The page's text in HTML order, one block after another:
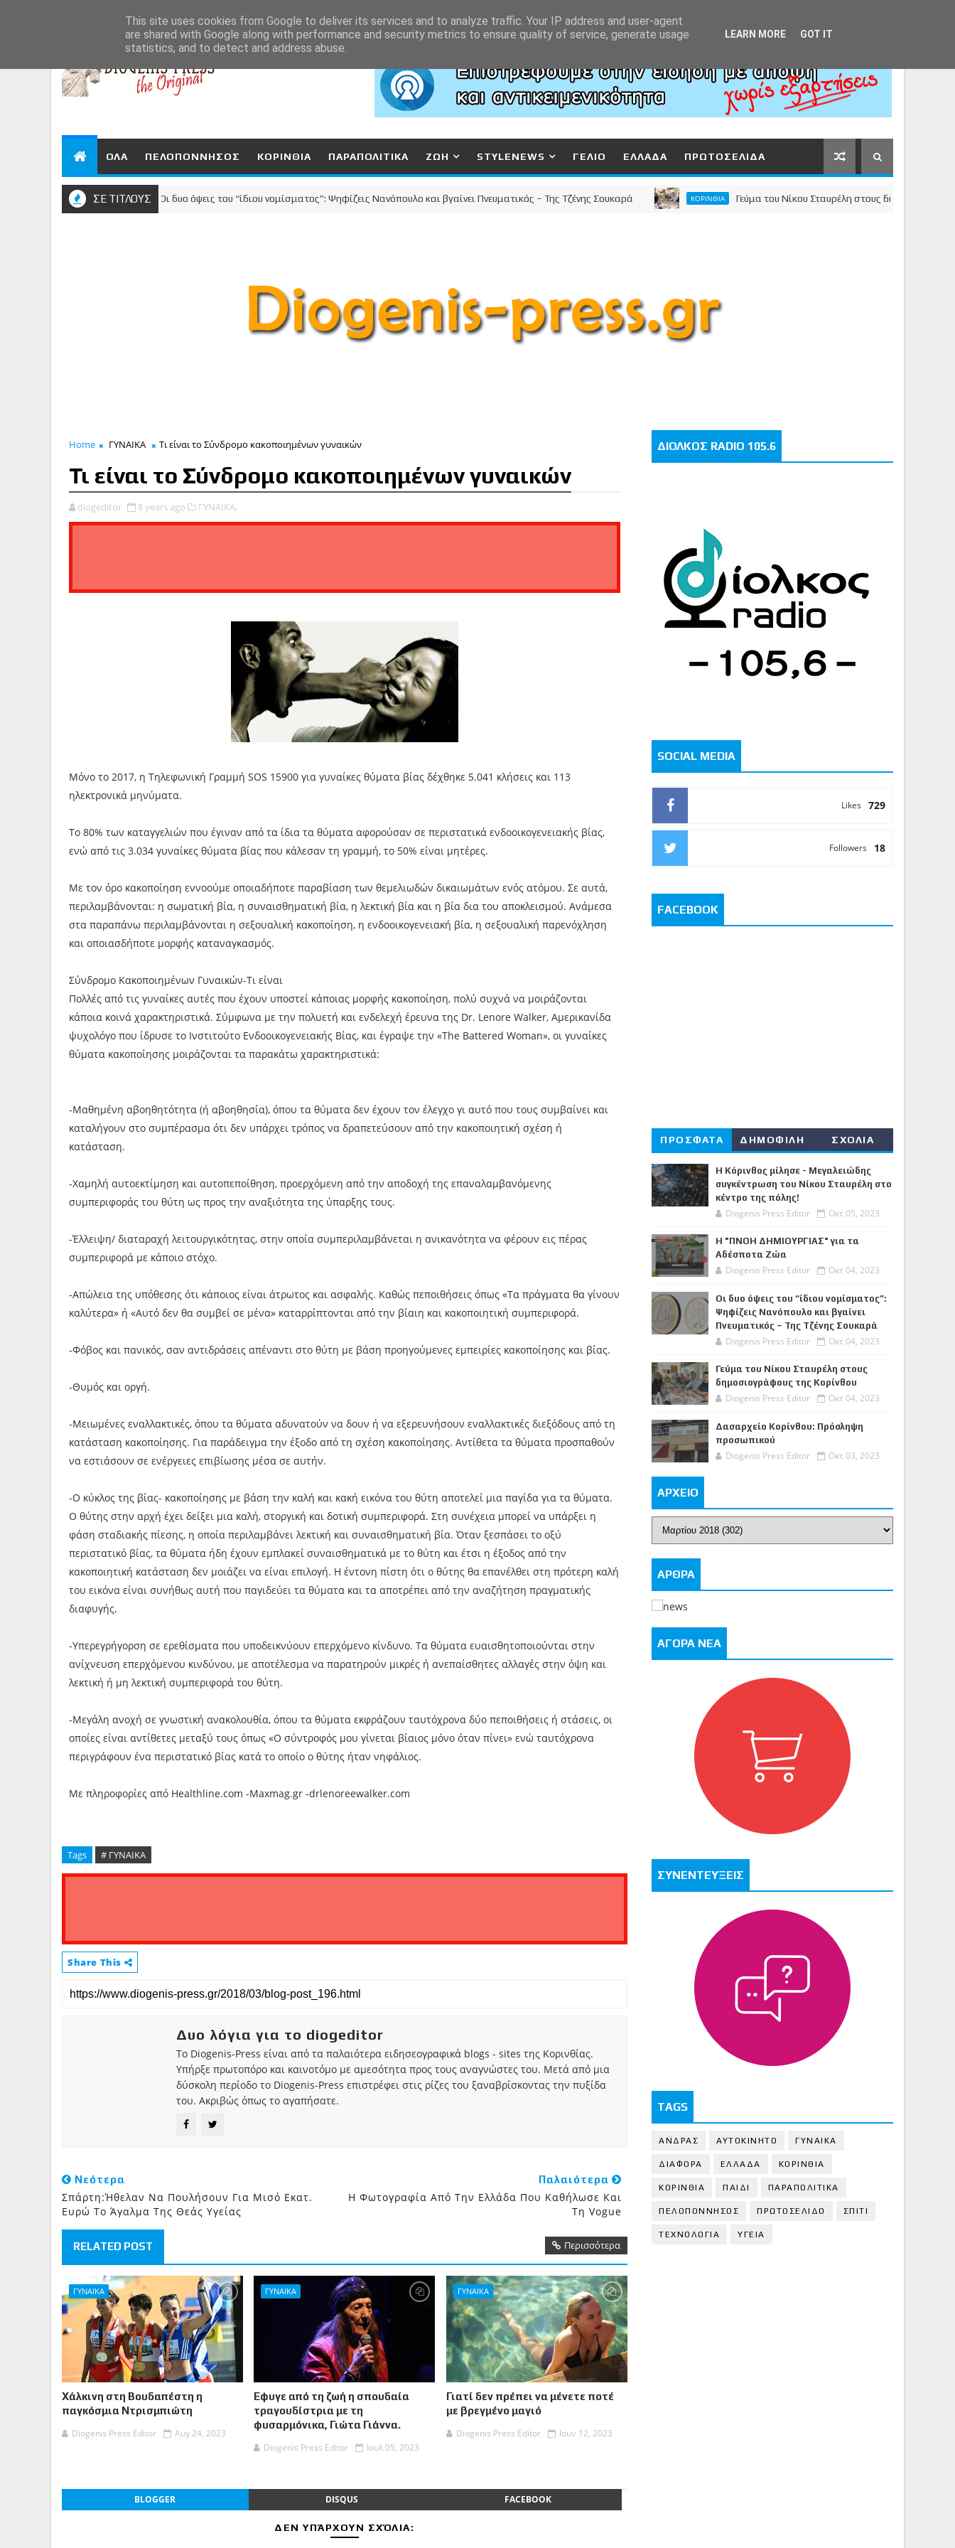
ΟΛΑ ΠΕΛΟΠΟΝΝΗΣΟΣ ΚΟΡΙΝΘΙΑ ΠΑΡΑΠΟΛΙΤΙΚΑ ΖΩΗ STYLENEWS ΓΕΛΙΟ ΕΛΛΑΔΑ ΠΡΩΤΟΣΕΛΙΔΑ
ΣΕ ΤΙΤΛΟΥΣ
ΚΟΡΙΝΘΙΑ Οι δυο όψεις του “ίδιου νομίσματος”: Ψηφίζεις Νανόπουλο και βγαίνει Πνευματικός – Της Τζένης Σουκαρά ΚΟΡΙΝΘΙΑ Γεύμα του Νίκου Σταυρέλη στους δημοσιογράφους της
Home ΓΥΝΑΙΚΑ Τι είναι το Σύνδρομο κακοποιημένων γυναικών
Τι είναι το Σύνδρομο κακοποιημένων γυναικών
diogeditor 8 years ago ΓΥΝΑΙΚΑ,
Μόνο το 2017, η Τηλεφωνική Γραμμή SOS 15900 για γυναίκες θύματα βίας δέχθηκε 5.041 κλήσεις και 113
ηλεκτρονικά μηνύματα.
Το 80% των καταγγελιών που έγιναν από τα ίδια τα θύματα αφορούσαν σε περιστατικά ενδοοικογενειακής βίας,
ενώ από τις 3.034 γυναίκες θύματα βίας που κάλεσαν τη γραμμή, το 50% είναι μητέρες.
Με τον όρο κακοποίηση εννοούμε οποιαδήποτε παραβίαση των θεμελιωδών δικαιωμάτων ενός ατόμου. Σε αυτά,
περιλαμβάνονται: η σωματική βία, η συναισθηματική βία, η λεκτική βία και η βία δια του αποκλεισμού. Ανάμεσα
στα παραπάνω περιλαμβάνονται η σεξουαλική κακοποίηση, η ενδοοικογενειακή βία, η σεξουαλική παρενόχληση
και οποιασδήποτε μορφής καταναγκασμός.
Σύνδρομο Κακοποιημένων Γυναικών-Τι είναι
Πολλές από τις γυναίκες αυτές που έχουν υποστεί κάποιας μορφής κακοποίηση, πολύ συχνά να μοιράζονται
κάποια κοινά χαρακτηριστικά. Σύμφωνα με την πολυετή και ενδελεχή έρευνα της Dr. Lenore Walker, Αμερικανίδα
ψυχολόγο που ίδρυσε το Ινστιτούτο Ενδοοικογενειακής Βίας, και έγραψε την «The Battered Woman», οι γυναίκες
θύματα κακοποίησης μοιράζονται τα παρακάτω χαρακτηριστικά:
-Μαθημένη αβοηθητότητα (ή αβοηθησία), όπου τα θύματα δεν έχουν τον έλεγχο γι αυτό που τους συμβαίνει και
καταλήγουν στο συμπέρασμα ότι δεν υπάρχει τρόπος να δραπετεύσουν από την κακοποιητική σχέση ή
κατάσταση.
-Χαμηλή αυτοεκτίμηση και αυτοπεποίθηση, προερχόμενη από την αποδοχή της επαναλαμβανόμενης
συμπεριφοράς του θύτη ως προς την αναξιότητα της ύπαρξης τους.
-Έλλειψη/ διαταραχή λειτουργικότητας, στην οποία συμπεριλαμβάνεται η ανικανότητα να φέρουν εις πέρας
συμπεριφορά με κάποιο στόχο.
-Απώλεια της υπόθεσης ότι κάποιος είναι άτρωτος και ασφαλής. Καθώς πεποιθήσεις όπως «Τα πράγματα θα γίνουν
καλύτερα» ή «Αυτό δεν θα συμβεί σε μένα» καταρρίπτονται από την βίαιη και κακοποιητική συμπεριφορά.
-Φόβος και πανικός, σαν αντιδράσεις απέναντι στο θύτη με βάση προηγούμενες εμπειρίες κακοποίησης και βίας.
-Θυμός και οργή.
-Μειωμένες εναλλακτικές, όπου τα θύματα αδυνατούν να δουν ή να εξερευνήσουν εναλλακτικές διεξόδους από τη
κατάσταση κακοποίησης. Για παράδειγμα την έξοδο από τη σχέση κακοποίησης. Αντίθετα τα θύματα προσπαθούν
να εστιάσουν σε ενέργειες επιβίωσης μέσα σε αυτήν.
-Ο κύκλος της βίας- κακοποίησης με βάση την καλή και κακή εικόνα του θύτη αποτελεί μια παγίδα για τα θύματα.
Ο θύτης στην αρχή έχει δείξει μια καλή, στοργική και δοτική συμπεριφορά. Στη συνέχεια μπορεί να υπάρξει η
φάση σταδιακής πίεσης, η οποία περιλαμβάνει λεκτική και συναισθηματική βία. Όταν ξεσπάσει το οξύ
περιστατικό βίας, τα θύματα ήδη έχουν εμπλακεί συναισθηματικά με το θύτη και έτσι η έξοδος από την
κακοποιητική κατάσταση δεν μοιάζει να είναι επιλογή. Η έντονη πίστη ότι ο θύτης θα επανέλθει στη πρότερη καλή
του εικόνα είναι συνήθως αυτή που παγιδεύει τα θύματα και τα αποτρέπει από την αναζήτηση πραγματικής
διαφυγής.
-Υπερεγρήγορση σε ερεθίσματα που υποδεικνύουν επερχόμενο κίνδυνο. Τα θύματα ευαισθητοποιούνται στην
ανίχνευση επερχόμενου κινδύνου, με αποτέλεσμα να παρατηρούν μικρές ή ανεπαίσθητες αλλαγές στην όψη και
λεκτική ή μη λεκτική συμπεριφορά του θύτη.
-Μεγάλη ανοχή σε γνωστική ανακολουθία, όπου τα θύματα εκφράζουν ταυτόχρονα δύο πεποιθήσεις ή στάσεις, οι
οποίες είναι αντίθετες μεταξύ τους όπως «Ο σύντροφός μου γίνεται βίαιος μόνο όταν πίνει» ενώ ταυτόχρονα
περιγράφουν ένα περιστατικό βίας κατά το οποίο ο θύτης ήταν νηφάλιος.
Με πληροφορίες από Ηealthline.com -Maxmag.gr -drlenoreewalker.com
Tags # ΓΥΝΑΙΚΑ
Share This
Δυο λόγια για το diogeditor
Το Diogenis-Press είναι από τα παλαιότερα ειδησεογραφικά blogs - sites της Κορινθίας.
Υπήρξε πρωτοπόρο και καινοτόμο με αμεσότητα προς τους αναγνώστες του. Μετά από μια
δύσκολη περίοδο το Diogenis-Press επιστρέφει στις ρίζες του ξαναβρίσκοντας την πυξίδα
του. Ακριβώς όπως το αγαπήσατε.
Νεότερα
Σπάρτη:Ήθελαν Να Πουλήσουν Για Μισό Εκατ.
Ευρώ Το Άγαλμα Της Θεάς Υγείας
Παλαιότερα
Η Φωτογραφία Από Την Ελλάδα Που Καθήλωσε Και
Τη Vogue
RELATED POST Περισσότερα
ΓΥΝΑΙΚΑ
Χάλκινη στη Βουδαπέστη η
παγκόσμια Ντρισμπιώτη
Diogenis Press Editor
Αυγ 24, 2023
ΓΥΝΑΙΚΑ
Έφυγε από τη ζωή η σπουδαία
τραγουδίστρια με τη
φυσαρμόνικα, Γιώτα Γιάννα.
Diogenis Press Editor
Ιουλ 05, 2023
ΓΥΝΑΙΚΑ
Γιατί δεν πρέπει να μένετε ποτέ
με βρεγμένο μαγιό
Diogenis Press Editor
Ιουν 12, 2023
BLOGGER DISQUS FACEBOOK
ΔΕΝ ΥΠΆΡΧΟΥΝ ΣΧΌΛΙΑ:
ΔΙΟΛΚΟΣ RADIO 105.6
SOCIAL MEDIA
729
Likes
18
Followers
FACEBOOK
ΠΡΟΣΦΑΤΑ ΔΗΜΟΦΙΛΗ ΣΧΟΛΙΑ
Η Κόρινθος μίλησε - Μεγαλειώδης
συγκέντρωση του Νίκου Σταυρέλη στο
κέντρο της πόλης!
Diogenis Press Editor Οκτ 05, 2023
Η "ΠΝΟΗ ΔΗΜΙΟΥΡΓΙΑΣ" για τα
Αδέσποτα Ζώα
Diogenis Press Editor Οκτ 04, 2023
Οι δυο όψεις του “ίδιου νομίσματος”:
Ψηφίζεις Νανόπουλο και βγαίνει
Πνευματικός – Της Τζένης Σουκαρά
Diogenis Press Editor Οκτ 04, 2023
Γεύμα του Νίκου Σταυρέλη στους
δημοσιογράφους της Κορίνθου
Diogenis Press Editor Οκτ 04, 2023
Δασαρχείο Κορίνθου: Πρόσληψη
προσωπικού
Diogenis Press Editor Οκτ 03, 2023
ΑΡΧΕΙΟ
ΑΡΘΡΑ
ΑΓΟΡΑ ΝΕΑ
ΣΥΝΕΝΤΕΥΞΕΙΣ
TAGS
ΑΝΔΡΑΣ ΑΥΤΟΚΙΝΗΤΟ ΓΥΝΑΙΚΑ
ΔΙΑΦΟΡΑ ΕΛΛΑΔΑ ΚΟΡΙΝΘΙΑ
ΚΟΡΙΝΘΙA ΠΑΙΔΙ ΠΑΡΑΠΟΛΙΤΙΚΑ
ΠΕΛΟΠΟΝΝΗΣΟΣ ΠΡΩΤΟΣΕΛΙΔΟ ΣΠΙΤΙ
ΤΕΧΝΟΛΟΓΙΑ ΥΓΕΙΑ
This site uses cookies from Google to deliver its services and to analyze traffic. Your IP address and user-agent
are shared with Google along with performance and security metrics to ensure quality of service, generate usage
statistics, and to detect and address abuse.
LEARN MORE GOT IT